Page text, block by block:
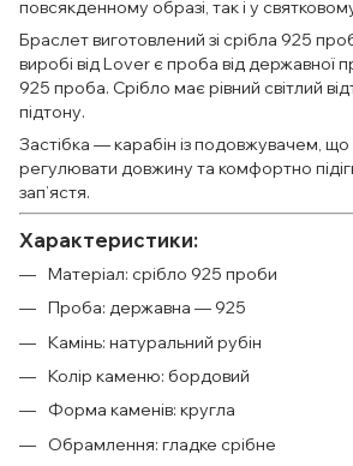
повсякденному образі, так і у
Браслет виготовлений зі срібла 925
виробі від Lover є проба від державної
925 проба. Срібло має рівний світлий
підтону.
Застібка — карабін із подовжувачем,
регулювати довжину та комфортно
зап’ястя.
Характеристики:
Матеріал: срібло 925 проби
Проба: державна — 925
Камінь: натуральний рубін
Колір каменю: бордовий
Форма каменів: кругла
Обрамлення: гладке срібне